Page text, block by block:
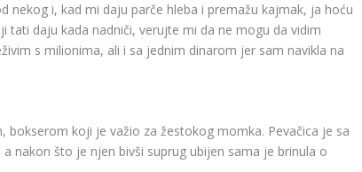
nekog i, kad mi daju parče hleba i premažu kajmak, ja hoću
daju kada nadniči, verujte mi da ne mogu da vidim
s milionima, ali i sa jednim dinarom jer sam navikla na
bokserom koji je važio za žestokog momka. Pevačica je sa
nakon što je njen bivši suprug ubijen sama je brinula o